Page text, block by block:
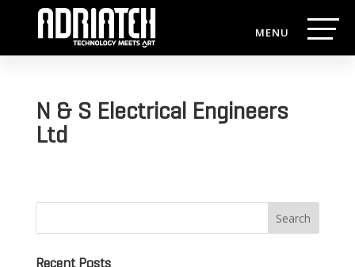
N & S Electrical Engineers
Ltd
Search
Recent Posts